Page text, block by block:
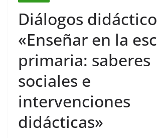
Diálogos
«Enseñar en la
primaria: saberes
sociales e
intervenciones
didácticas»